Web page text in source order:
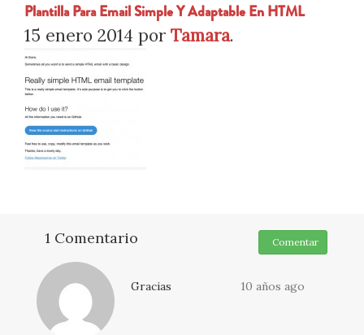
Plantilla Para Email Simple Y Adaptable En HTML
15 enero 2014 por Tamara.
1 Comentario Comentar
10 años ago
Gracias